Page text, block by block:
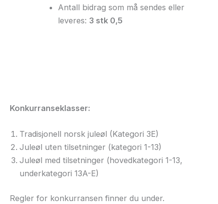
Antall bidrag som må sendes eller
leveres: 3 stk 0,5
Konkurranseklasser:
Tradisjonell norsk juleøl (Kategori 3E)
Juleøl uten tilsetninger (kategori 1-13)
Juleøl med tilsetninger (hovedkategori 1-13,
underkategori 13A-E)
Regler for konkurransen finner du under.